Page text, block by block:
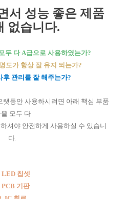
서 성능 좋은 제품
없습니다.
두 다 A급으로 사용하였는가?
도가 항상 잘 유지 되는가?
후 관리를 잘 해주는가?
랫동안 사용하시려면 아래 핵심 부품
을 모두 다
셔야 안전하게 사용하실 수 있습니
다.
LED 칩셋
PCB 기판